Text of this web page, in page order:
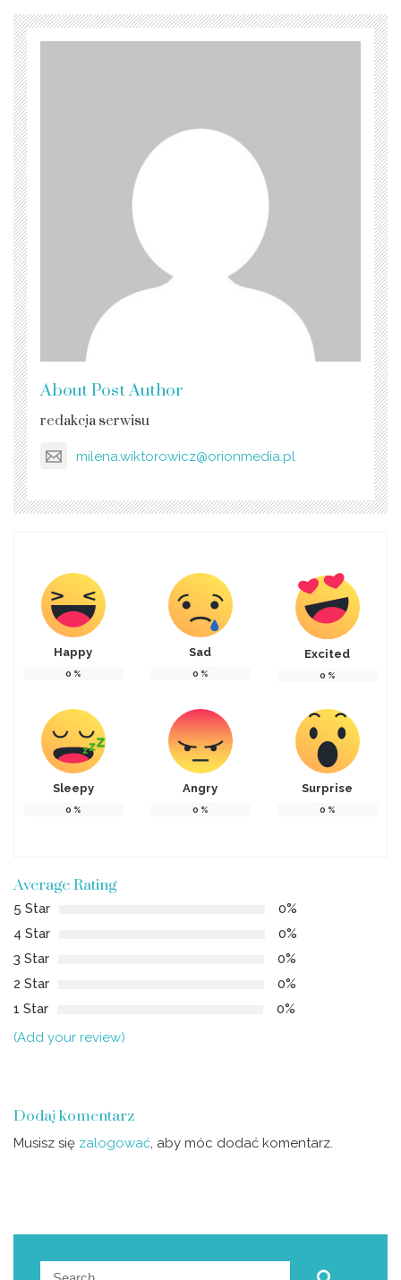
About Post Author
redakcja serwisu
milena.wiktorowicz@orionmedia.pl
Happy
0 %
Sad
0 %
Excited
0 %
Sleepy
0 %
Angry
0 %
Surprise
0 %
Average Rating
5 Star
0%
4 Star
0%
3 Star
0%
2 Star
0%
1 Star
0%
(Add your review)
Dodaj komentarz
Musisz się zalogować, aby móc dodać komentarz.
Search